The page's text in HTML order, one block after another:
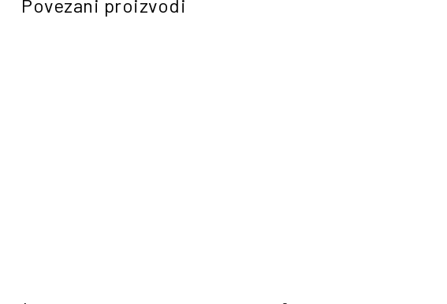
Povezani proizvodi